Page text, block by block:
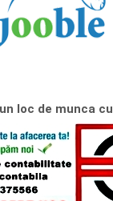
loc de munca cu